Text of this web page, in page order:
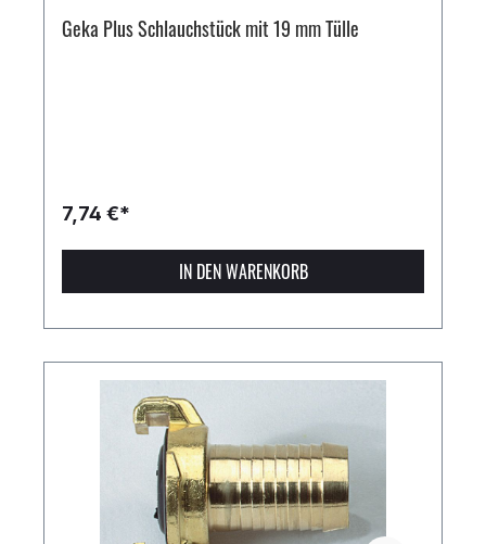
Geka Plus Schlauchstück mit 19 mm Tülle
7,74 €*
IN DEN WARENKORB